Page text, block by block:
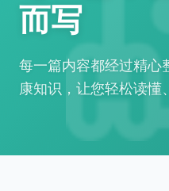
而写
每一篇内容都经过精心
康知识，让您轻松读懂